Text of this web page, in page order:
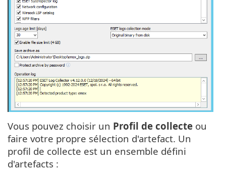
Vous pouvez choisir un Profil de collecte ou
faire votre propre sélection d'artefact. Un
profil de collecte est un ensemble défini
d'artefacts :